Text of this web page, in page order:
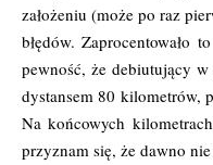
założeniu (może po raz
błędów. Zaprocentowało
pewność, że debiutujący
dystansem 80 kilometrów,
Na końcowych
przyznam się, że dawno